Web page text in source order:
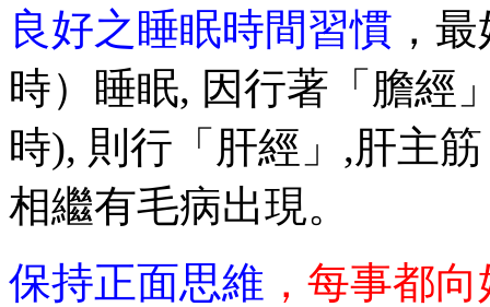
良好之睡眠時間習慣 ，
時）睡眠, 因行著「膽經
時), 則行「肝經」,肝主
相繼有毛病出現。
保持正面思維 ，每事都